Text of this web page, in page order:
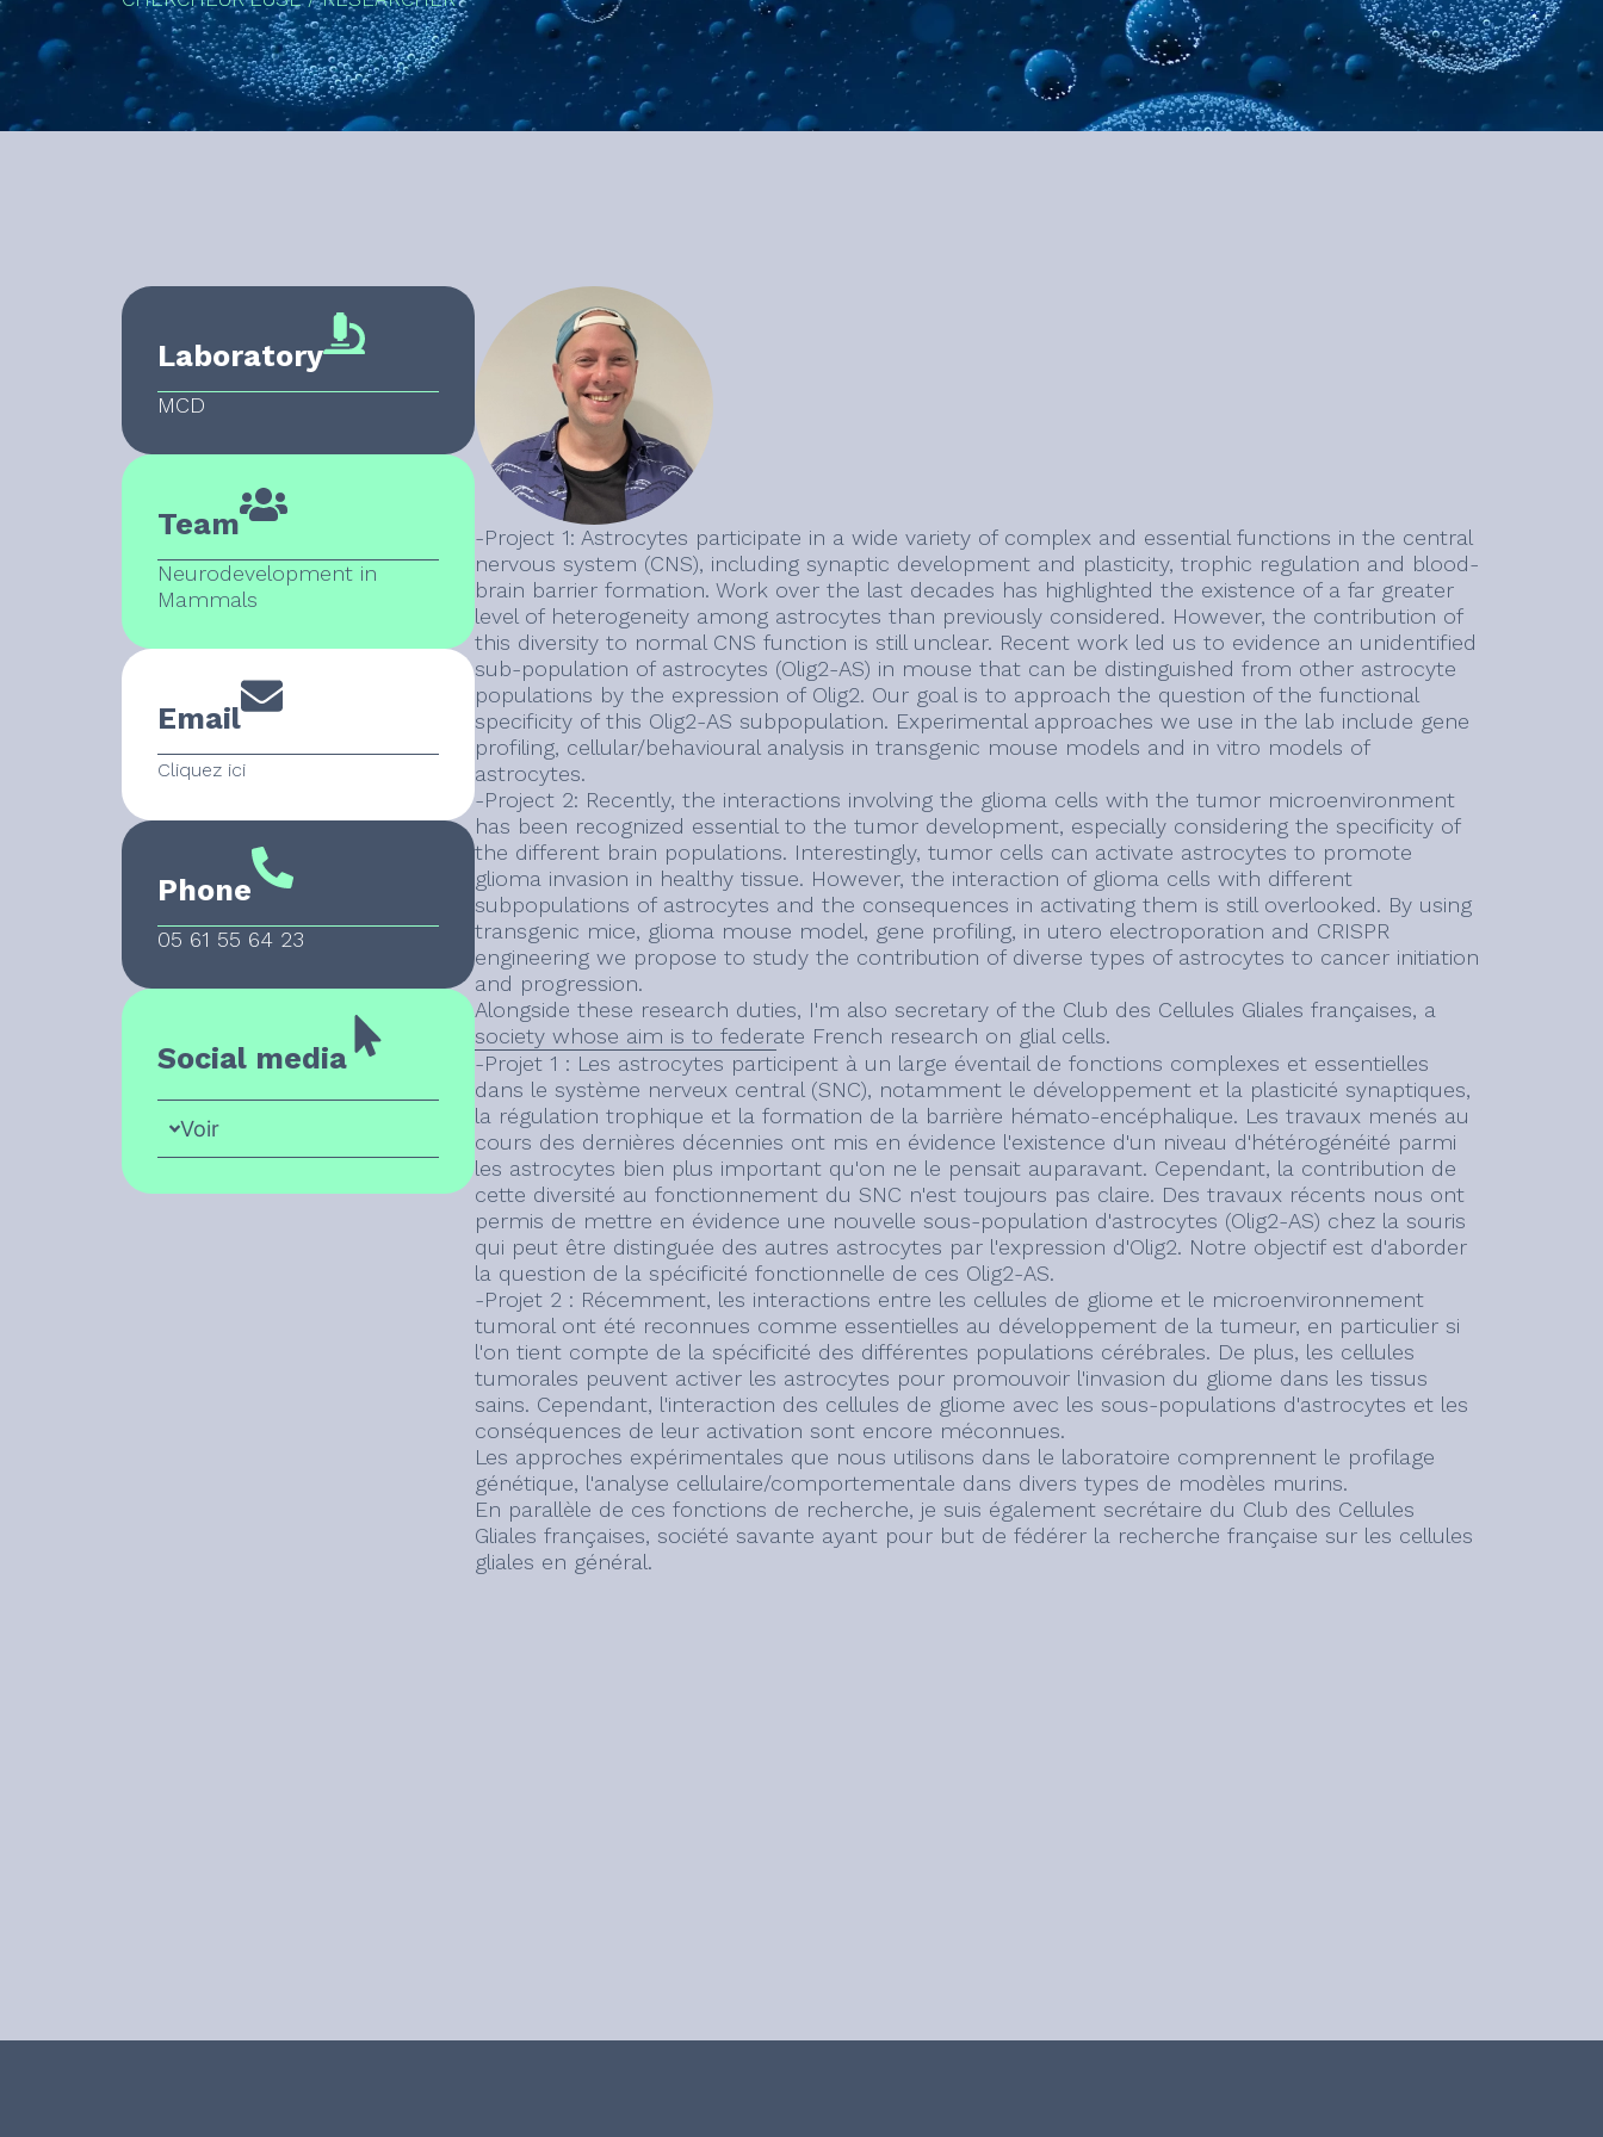
Laboratory
MCD
Team
Neurodevelopment in
Mammals
Email
Cliquez ici
Phone
05 61 55 64 23
Social media
Voir
-Project 1: Astrocytes participate in a wide variety of complex and essential functions in the central
nervous system (CNS), including synaptic development and plasticity, trophic regulation and blood-
brain barrier formation. Work over the last decades has highlighted the existence of a far greater
level of heterogeneity among astrocytes than previously considered. However, the contribution of
this diversity to normal CNS function is still unclear. Recent work led us to evidence an unidentified
sub-population of astrocytes (Olig2-AS) in mouse that can be distinguished from other astrocyte
populations by the expression of Olig2. Our goal is to approach the question of the functional
specificity of this Olig2-AS subpopulation. Experimental approaches we use in the lab include gene
profiling, cellular/behavioural analysis in transgenic mouse models and in vitro models of
astrocytes.
-Project 2: Recently, the interactions involving the glioma cells with the tumor microenvironment
has been recognized essential to the tumor development, especially considering the specificity of
the different brain populations. Interestingly, tumor cells can activate astrocytes to promote
glioma invasion in healthy tissue. However, the interaction of glioma cells with different
subpopulations of astrocytes and the consequences in activating them is still overlooked. By using
transgenic mice, glioma mouse model, gene profiling, in utero electroporation and CRISPR
engineering we propose to study the contribution of diverse types of astrocytes to cancer initiation
and progression.
Alongside these research duties, I'm also secretary of the Club des Cellules Gliales françaises, a
society whose aim is to federate French research on glial cells.
-Projet 1 : Les astrocytes participent à un large éventail de fonctions complexes et essentielles
dans le système nerveux central (SNC), notamment le développement et la plasticité synaptiques,
la régulation trophique et la formation de la barrière hémato-encéphalique. Les travaux menés au
cours des dernières décennies ont mis en évidence l'existence d'un niveau d'hétérogénéité parmi
les astrocytes bien plus important qu'on ne le pensait auparavant. Cependant, la contribution de
cette diversité au fonctionnement du SNC n'est toujours pas claire. Des travaux récents nous ont
permis de mettre en évidence une nouvelle sous-population d'astrocytes (Olig2-AS) chez la souris
qui peut être distinguée des autres astrocytes par l'expression d'Olig2. Notre objectif est d'aborder
la question de la spécificité fonctionnelle de ces Olig2-AS.
-Projet 2 : Récemment, les interactions entre les cellules de gliome et le microenvironnement
tumoral ont été reconnues comme essentielles au développement de la tumeur, en particulier si
l'on tient compte de la spécificité des différentes populations cérébrales. De plus, les cellules
tumorales peuvent activer les astrocytes pour promouvoir l'invasion du gliome dans les tissus
sains. Cependant, l'interaction des cellules de gliome avec les sous-populations d'astrocytes et les
conséquences de leur activation sont encore méconnues.
Les approches expérimentales que nous utilisons dans le laboratoire comprennent le profilage
génétique, l'analyse cellulaire/comportementale dans divers types de modèles murins.
En parallèle de ces fonctions de recherche, je suis également secrétaire du Club des Cellules
Gliales françaises, société savante ayant pour but de fédérer la recherche française sur les cellules
gliales en général.